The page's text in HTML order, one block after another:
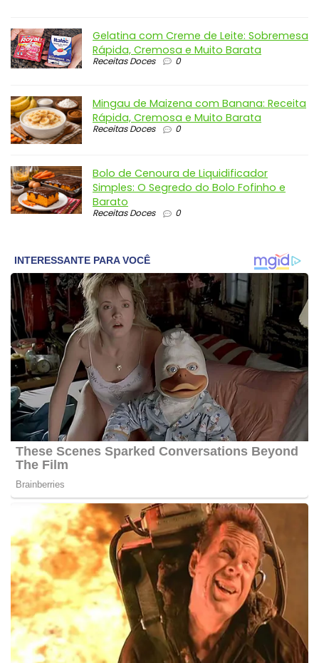
Gelatina com Creme de Leite: Sobremesa
Rápida, Cremosa e Muito Barata
Receitas Doces 0
Mingau de Maizena com Banana: Receita
Rápida, Cremosa e Muito Barata
Receitas Doces 0
Bolo de Cenoura de Liquidificador
Simples: O Segredo do Bolo Fofinho e
Barato
Receitas Doces 0